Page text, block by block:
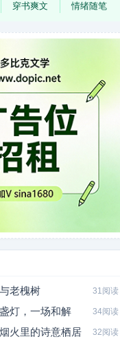
穿书爽文 情绪随笔
老槐树 31阅读
灯，一场和解 34阅读
火里的诗意栖居 32阅读